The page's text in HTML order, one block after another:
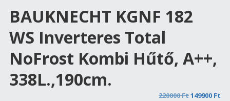
BAUKNECHT KGNF 182
WS Inverteres Total
NoFrost Kombi Hűtő, A++,
338L.,190cm.
220000FtOriginal
149900 Ft